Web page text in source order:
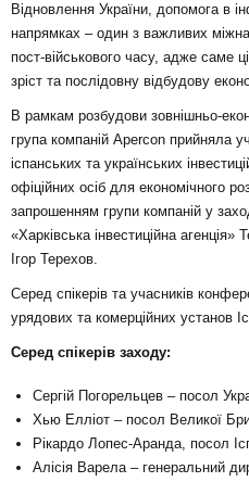
Відновлення України, допомога в
напрямках – один з важливих
пост-військового часу, адже саме
зріст та послідовну відбудову
В рамкам розбудови зовнішньо-
група компаній Apercon прийняла
іспанських та українських
офіційних осіб для економічного
запрошенням групи компаній у
«Харківська інвестиційна
Ігор Терехов.
Серед спікерів та учасників
урядових та комерційних установ
Серед спікерів заходу:
Сергій Погорельцев – посол
Хью Елліот – посол Великої
Рікардо Лопес-Аранда, посол
Алісія Варела – генеральний